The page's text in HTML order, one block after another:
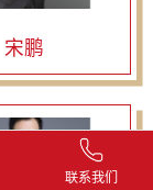
联系我们
宋鹏